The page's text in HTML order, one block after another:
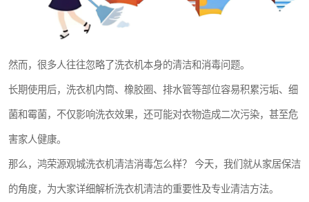
然而，很多人往往忽略了洗衣机本身的清洁和消毒问题。
长期使用后，洗衣机内筒、橡胶圈、排水管等部位容易积累污垢、细
菌和霉菌，不仅影响洗衣效果，还可能对衣物造成二次污染，甚至危
害家人健康。
那么，鸿荣源观城洗衣机清洁消毒怎么样？ 今天，我们就从家居保洁
的角度，为大家详细解析洗衣机清洁的重要性及专业清洁方法。